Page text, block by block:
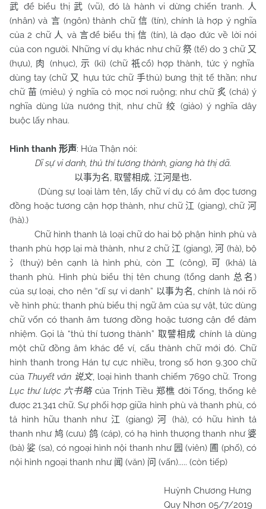
武 để biểu thị武 (vũ), đó là hành vi dừng chiến tranh. 人
(nhân) và 言 (ngôn) thành chữ信 (tín), chính là hợp ý nghĩa
của 2 chữ 人 và言để biểu thị 信 (tín), là đạo đức về lời nói
của con người. Những ví dụ khác như chữ祭 (tế) do 3 chữ 又
(hựu), 肉 (nhục), 示 (kì) (chữ 祇cổ) hợp thành, tức ý nghĩa
dùng tay (chữ 又 hựu tức chữ手thủ) bưng thịt tế thần; như
chữ 苗 (miêu) ý nghĩa cỏ mọc nơi ruộng; như chữ 炙 (chá) ý
nghĩa dùng lửa nướng thịt, như chữ绞 (giảo) ý nghĩa dây
buộc lấy nhau.
Hình thanh 形声: Hứa Thận nói:
Dĩ sự vi danh, thủ thí tương thành, giang hà thị dã.
以事为名, 取譬相成, 江河是也.
(Dùng sự loại làm tên, lấy chữ ví dụ có âm đọc tương
đồng hoặc tương cận hợp thành, như chữ江 (giang), chữ河
(hà).)
Chữ hình thanh là loại chữ do hai bộ phận hình phù và
thanh phù hợp lại mà thành, như 2 chữ江 (giang),河 (hà), bộ
氵 (thuỷ) bên cạnh là hình phù, còn 工 (công), 可
(khả) là
thanh phù. Hình phù biểu thị tên chung (tổng danh 总名)
của sự loại, cho nên “dĩ sự vi danh” 以事为名, chính là nói rõ
về hình phù; thanh phù biểu thị ngữ âm của sự vật, tức dùng
chữ vốn có thanh âm tương đồng hoặc tương cận để đảm
nhiệm. Gọi là “thủ thí tương thành” 取譬相成 chính là dùng
một chữ đồng âm khác để ví, cấu thành chữ mới đó. Chữ
hình thanh trong Hán tự cực nhiều, trong số hơn 9.300 chữ
của Thuyết văn 说文, loại hình thanh chiếm 7690 chữ. Trong
Lục thư lược 六书略 của Trịnh Tiều郑樵 đời Tống, thống kê
được 21.341 chữ. Sự phối hợp giữa hình phù và thanh phù, có
tả hình hữu thanh như江 (giang) 河
(hà), có hữu hình tả
thanh như 鸠 (cưu) 鸽 (cáp), có hạ hình thượng thanh như 婆
(bà)娑 (sa), có ngoại hình nội thanh như 园 (viên) 圃 (phố), có
nội hình ngoại thanh như 闻 (văn) 问 (vấn)..... (còn tiếp)
Huỳnh Chương Hưng
Quy Nhơn 05/7/2019